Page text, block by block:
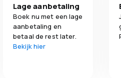
Lage aanbetaling
Boek nu met een lage
aanbetaling en
betaal de rest later.
Bekijk hier